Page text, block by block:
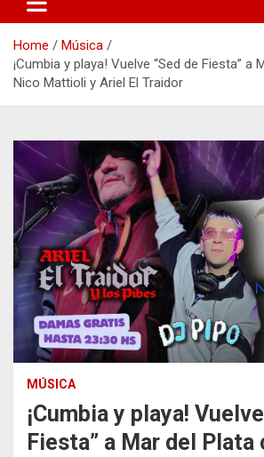
Home
Música
¡Cumbia y playa! Vuelve “Sed de Fiesta” a
Nico Mattioli y Ariel El Traidor
MÚSICA
¡Cumbia y playa!
Fiesta” a Mar del Plata